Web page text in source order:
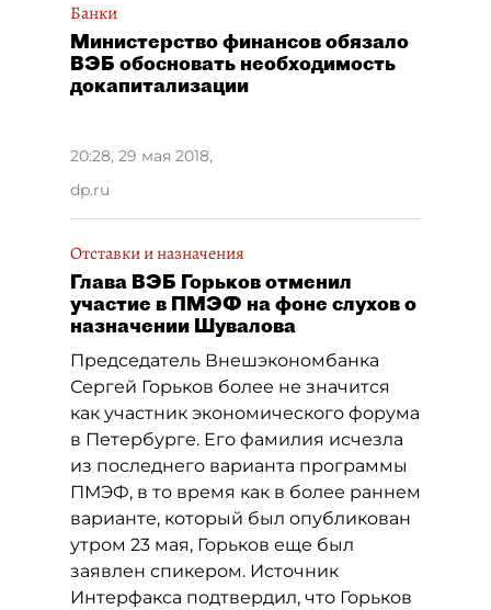
Банки
Министерство финансов обязало
ВЭБ обосновать необходимость
докапитализации
20:28, 29 мая 2018,
dp.ru
Отставки и назначения
Глава ВЭБ Горьков отменил
участие в ПМЭФ на фоне слухов о
назначении Шувалова
Председатель Внешэкономбанка
Сергей Горьков более не значится
как участник экономического форума
в Петербурге. Его фамилия исчезла
из последнего варианта программы
ПМЭФ, в то время как в более раннем
варианте, который был опубликован
утром 23 мая, Горьков еще был
заявлен спикером. Источник
Интерфакса подтвердил, что Горьков